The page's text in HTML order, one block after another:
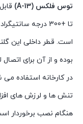
توس فلکس (A-13)
تا +300 درجه
بوده و از آن برای
در کارخانه استفاده می
تنش ها و لرزش های
هنگام نصب برخوردار